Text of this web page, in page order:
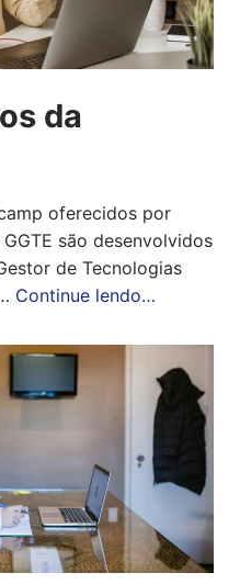
da
oferecidos por
são desenvolvidos
de Tecnologias
Continue lendo…